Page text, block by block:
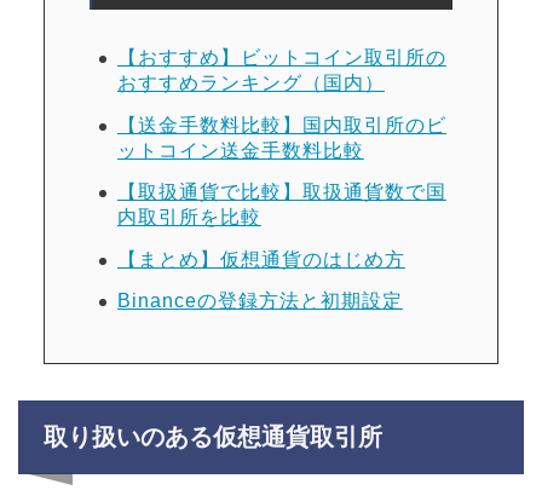
【おすすめ】ビットコイン取引所の
おすすめランキング（国内）
【送金手数料比較】国内取引所のビ
ットコイン送金手数料比較
【取扱通貨で比較】取扱通貨数で国
内取引所を比較
【まとめ】仮想通貨のはじめ方
Binanceの登録方法と初期設定
取り扱いのある仮想通貨取引所